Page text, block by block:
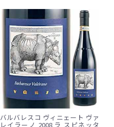
バルバレスコ ヴィニェート ヴァ
レイラーノ 2008 ラ スピネッタ